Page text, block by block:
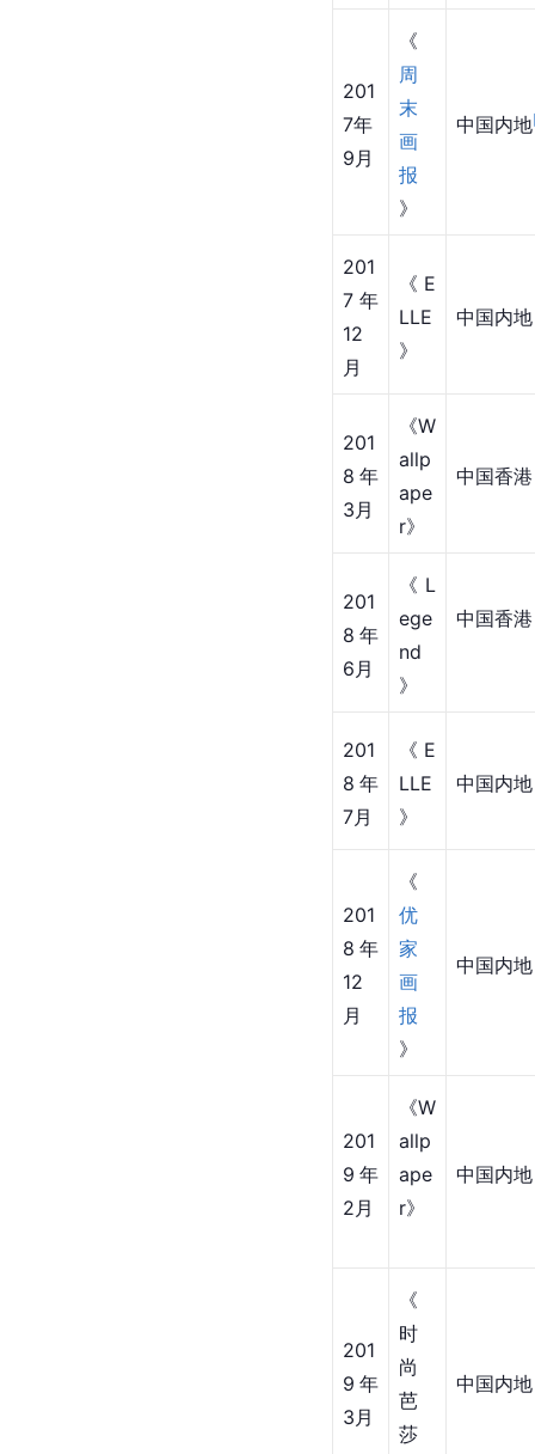
》
201
《Y
OH
O！
L》
201
9月
周
画
报
》
7年
12
月
《 E
LLE
》
中国内地
allp
ape
r》
中国香港
8年
6月
《L
ege
nd
》
《E
》
201
《
优
报
》
201
《W
allp